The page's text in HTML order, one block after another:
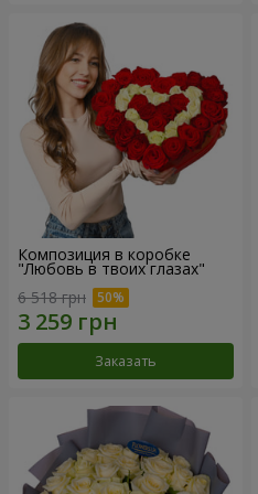
Композиция в коробке
"Любовь в твоих глазах"
6 518 грн
Заказать